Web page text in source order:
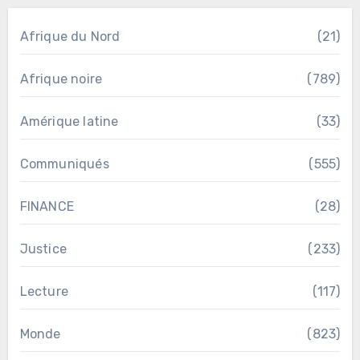
Afrique du Nord (21)
Afrique noire (789)
Amérique latine (33)
Communiqués (555)
FINANCE (28)
Justice (233)
Lecture (117)
Monde (823)